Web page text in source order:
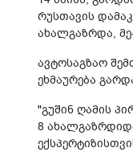
რუსთავის
ახალგაზრდა,
ავტოსაგზაო
ეხმაურება
"გუშინ ღამის
8